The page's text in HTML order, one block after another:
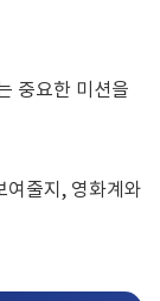
중요한 미션을
여줄지, 영화계와